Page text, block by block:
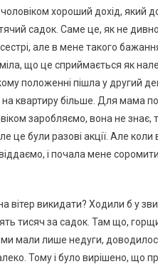
хороший дохід, який
садок. Саме це, як не
але в мене такого
що це сприймається як
положенні пішла у другий
на квартиру більше. Для
заробляємо, вона не знає,
це були разові акції. Але
і почала мене
вітер викидати? Ходили б у
тисяч за садок. Там що,
мали лише недуги,
Тому і було вирішено, що